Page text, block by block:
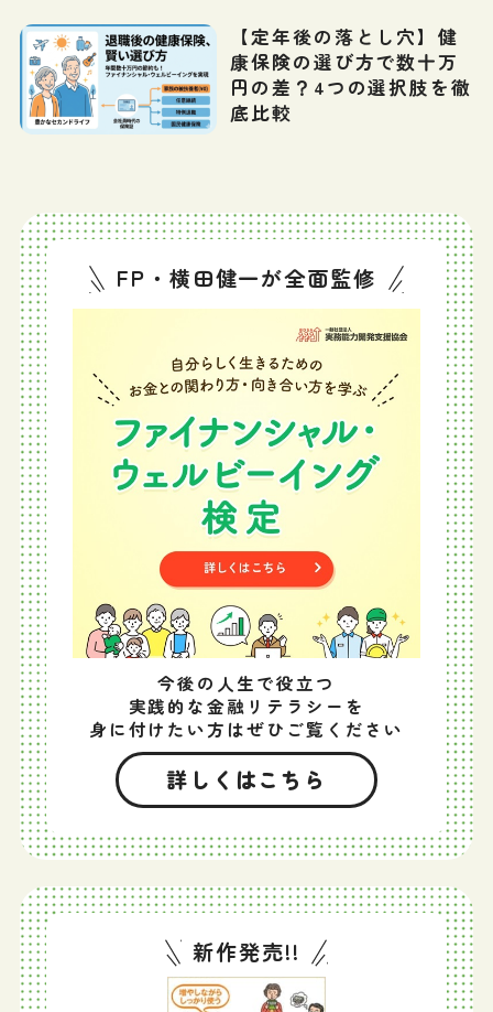
【定年後の落とし穴】健
康保険の選び方で数十万
円の差？4つの選択肢を徹
底比較
FP・横田健一が全面監修
今後の人生で役立つ
実践的な金融リテラシーを
身に付けたい方はぜひご覧ください
詳しくはこちら
新作発売!!